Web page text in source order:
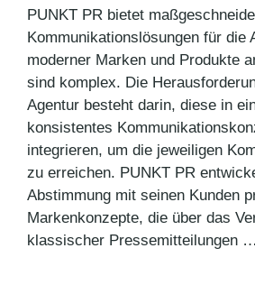
PUNKT PR bietet
Kommunikationslösungen für die
moderner Marken und Produkte
sind komplex. Die
Agentur besteht darin, diese in
konsistentes
integrieren, um die jeweiligen
zu erreichen. PUNKT PR
Abstimmung mit seinen Kunden
Markenkonzepte, die über das
klassischer Pressemitteilungen …